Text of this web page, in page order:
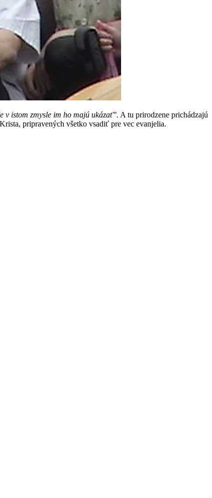
v istom zmysle im ho majú ukázať". A tu prirodzene prichádzajú
pripravených všetko vsadiť pre vec evanjelia.